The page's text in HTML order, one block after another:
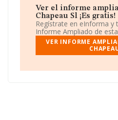
B84213750, se encuentra en
Piso 2 D, (28047), en el
Con los datos a disposición
empresas pertenecientes al
facturación asciende a 5.524
media de facturación de
información relativa a la
Ver el informe
Chapeau Sl ¡Es gratis!
Regístrate en eInforma y
Informe Ampliado de
VER INFORME